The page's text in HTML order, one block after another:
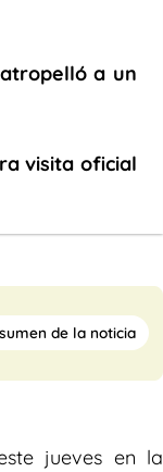
a un
visita oficial
de la noticia
jueves en la